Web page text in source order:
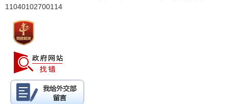
11040102700114